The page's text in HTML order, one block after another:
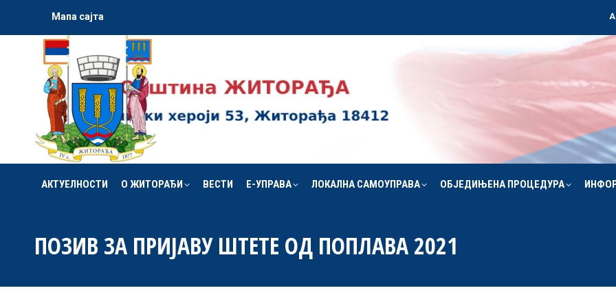
Мапа сајта
АКТУЕЛНОСТИ О ЖИТОРАЂИ ВЕСТИ Е-УПРАВА ЛОКАЛНА САМОУПРАВА ОБЈЕДИЊЕНА ПРОЦЕДУРА
ПОЗИВ ЗА ПРИЈАВУ ШТЕТЕ ОД ПОПЛАВА 2021
АКТУЕЛНОСТИ